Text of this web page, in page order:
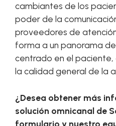
cambiantes de los
poder de la
proveedores de
forma a un panorama
centrado en el
la calidad general de la
¿Desea obtener más
solución omnicanal de
formulario y nuestro